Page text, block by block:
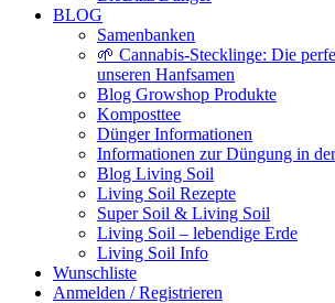
BLOG
Samenbanken
🌱 Cannabis-Stecklinge: Die
unseren Hanfsamen
Blog Growshop Produkte
Komposttee
Dünger Informationen
Informationen zur Düngung in
Blog Living Soil
Living Soil Rezepte
Super Soil & Living Soil
Living Soil – lebendige Erde
Living Soil Info
Wunschliste
Anmelden / Registrieren